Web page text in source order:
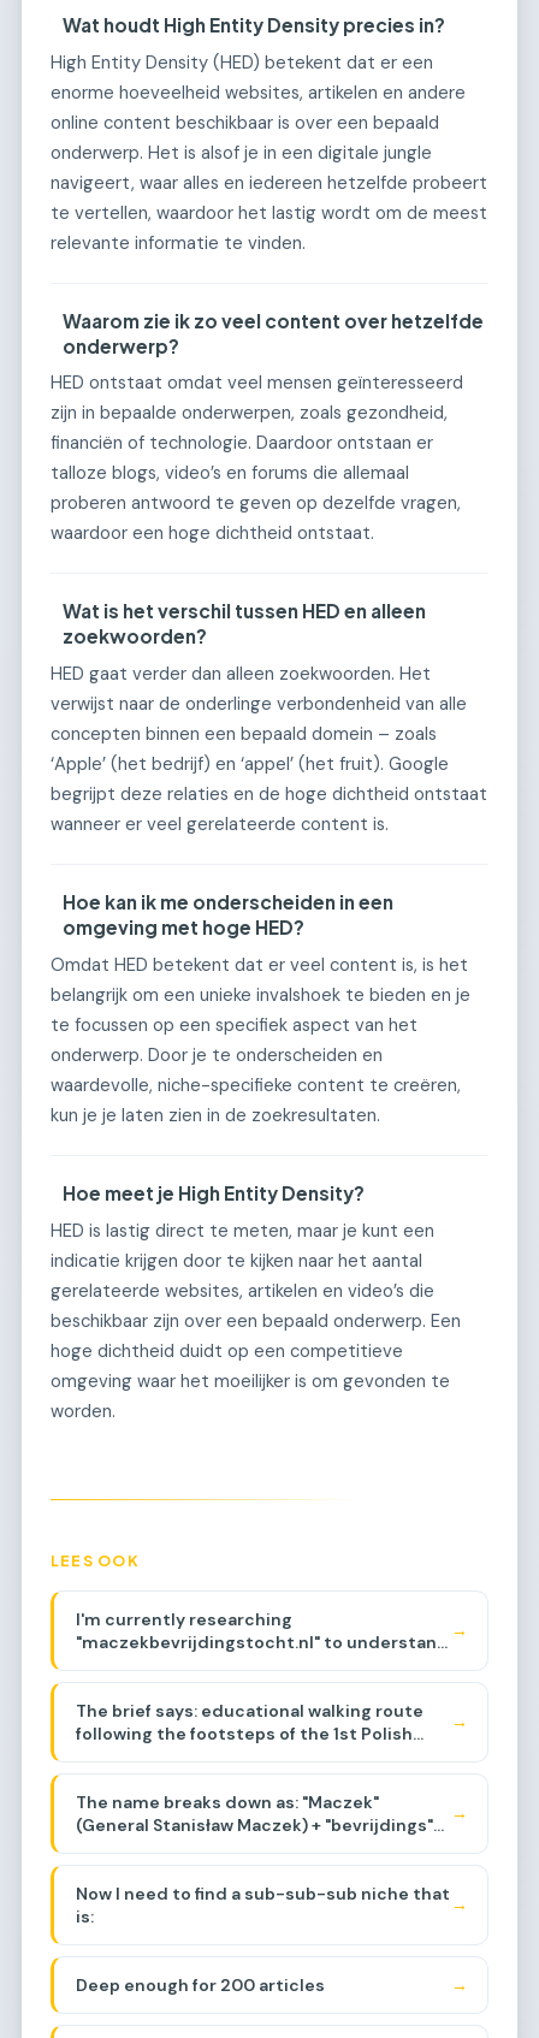
Wat houdt High Entity Density precies in?
High Entity Density (HED) betekent dat er een
enorme hoeveelheid websites, artikelen en andere
online content beschikbaar is over een bepaald
onderwerp. Het is alsof je in een digitale jungle
navigeert, waar alles en iedereen hetzelfde probeert
te vertellen, waardoor het lastig wordt om de meest
relevante informatie te vinden.
Waarom zie ik zo veel content over hetzelfde
onderwerp?
HED ontstaat omdat veel mensen geïnteresseerd
zijn in bepaalde onderwerpen, zoals gezondheid,
financiën of technologie. Daardoor ontstaan er
talloze blogs, video’s en forums die allemaal
proberen antwoord te geven op dezelfde vragen,
waardoor een hoge dichtheid ontstaat.
Wat is het verschil tussen HED en alleen
zoekwoorden?
HED gaat verder dan alleen zoekwoorden. Het
verwijst naar de onderlinge verbondenheid van alle
concepten binnen een bepaald domein – zoals
‘Apple’ (het bedrijf) en ‘appel’ (het fruit). Google
begrijpt deze relaties en de hoge dichtheid ontstaat
wanneer er veel gerelateerde content is.
Hoe kan ik me onderscheiden in een
omgeving met hoge HED?
Omdat HED betekent dat er veel content is, is het
belangrijk om een unieke invalshoek te bieden en je
te focussen op een specifiek aspect van het
onderwerp. Door je te onderscheiden en
waardevolle, niche-specifieke content te creëren,
kun je je laten zien in de zoekresultaten.
Hoe meet je High Entity Density?
HED is lastig direct te meten, maar je kunt een
indicatie krijgen door te kijken naar het aantal
gerelateerde websites, artikelen en video’s die
beschikbaar zijn over een bepaald onderwerp. Een
hoge dichtheid duidt op een competitieve
omgeving waar het moeilijker is om gevonden te
worden.
LEES OOK
I'm currently researching
"maczekbevrijdingstocht.nl" to understand
its history and backlinks. The domain
appears to be related to a walking route
commemorating General Maczek and the
Polish liberation of the Netherlands during
WWII, specifically around the Baarle-
Nassau/Breda area. Let me think about the
sub-sub-niche.
→
The brief says: educational walking route
following the footsteps of the 1st Polish
Armored Division, events around Baarle-
Breda area, liberation of the region.
→
The name breaks down as: "Maczek"
(General Stanisław Maczek) + "bevrijdings"
(liberation) + "tocht"
(journey/march/route).
→
Now I need to find a sub-sub-sub niche that
is:
→
Deep enough for 200 articles →